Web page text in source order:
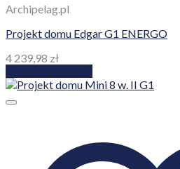
Archipelag.pl
Projekt domu Edgar G1 ENERGO
4 239,98 zł